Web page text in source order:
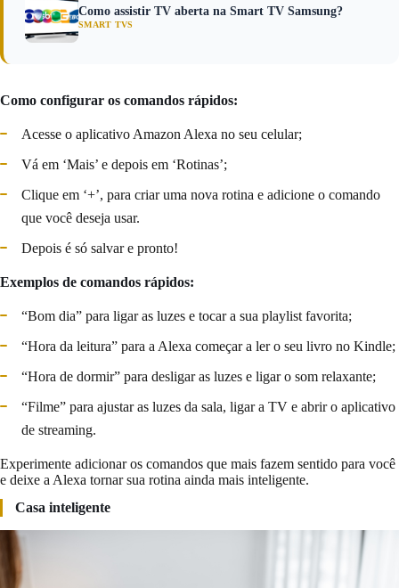
Como assistir TV aberta na Smart TV Samsung?
SMART TVS
Como configurar os comandos rápidos:
Acesse o aplicativo Amazon Alexa no seu celular;
Vá em ‘Mais’ e depois em ‘Rotinas’;
Clique em ‘+’, para criar uma nova rotina e adicione o comando
que você deseja usar.
Depois é só salvar e pronto!
Exemplos de comandos rápidos:
“Bom dia” para ligar as luzes e tocar a sua playlist favorita;
“Hora da leitura” para a Alexa começar a ler o seu livro no Kindle;
“Hora de dormir” para desligar as luzes e ligar o som relaxante;
“Filme” para ajustar as luzes da sala, ligar a TV e abrir o aplicativo
de streaming.
Experimente adicionar os comandos que mais fazem sentido para você
e deixe a Alexa tornar sua rotina ainda mais inteligente.
Casa inteligente